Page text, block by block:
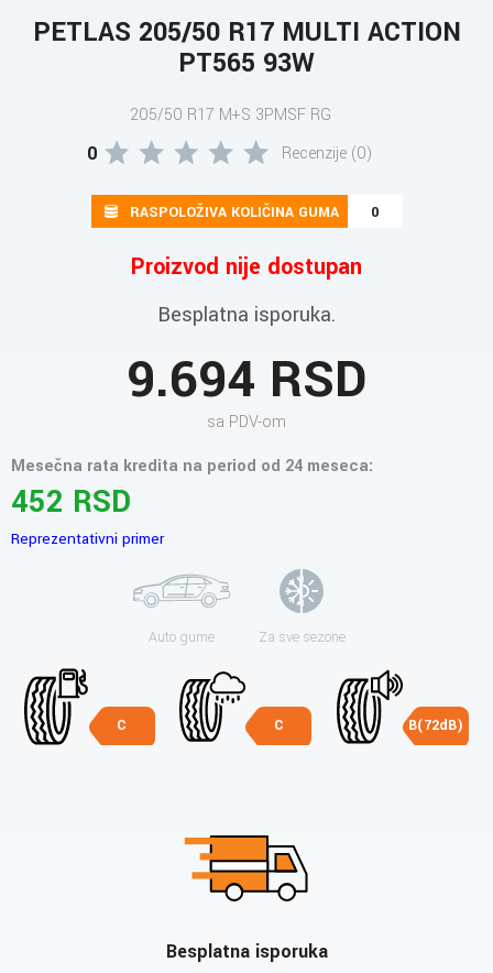
PETLAS 205/50 R17 MULTI ACTION
PT565 93W
205/50 R17 M+S 3PMSF RG
0 Recenzije (0)
RASPOLOŽIVA KOLIČINA GUMA 0
Proizvod nije dostupan
Besplatna isporuka.
9.694 RSD
sa PDV-om
Mesečna rata kredita na period od 24 meseca:
452 RSD
Reprezentativni primer
Auto gume Za sve sezone
C C B(72dB)
Besplatna isporuka